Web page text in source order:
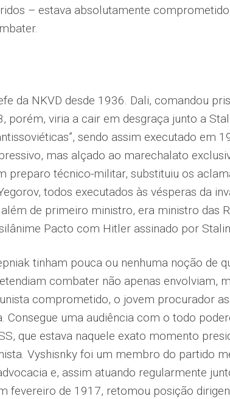
– estava absolutamente
da NKVD desde 1936. Dali, comandou
porém, viria a cair em desgraça junto a
sendo assim executado em
mas alçado ao marechalato
preparo técnico-militar, substituiu os
todos executados às vésperas da
de primeiro ministro, era ministro das
Pacto com Hitler assinado por
tinham pouca ou nenhuma noção de
combater não apenas envolviam,
comprometido, o jovem procurador
Consegue uma audiência com o todo
que estava naquele exato momento
Vyshisnky foi um membro do partido
e, assim atuando regularmente
fevereiro de 1917, retomou posição